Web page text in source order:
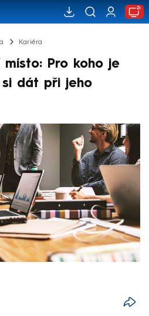
Kariéra
Pro koho je
dát při jeho